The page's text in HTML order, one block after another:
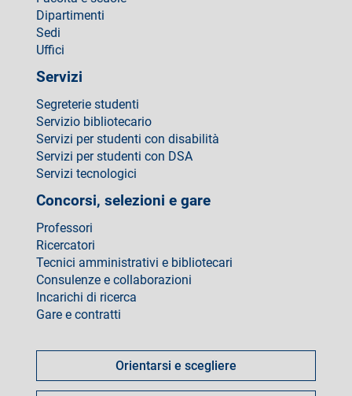
Dipartimenti
Sedi
Uffici
Servizi
Segreterie studenti
Servizio bibliotecario
Servizi per studenti con disabilità
Servizi per studenti con DSA
Servizi tecnologici
Concorsi, selezioni e gare
Professori
Ricercatori
Tecnici amministrativi e bibliotecari
Consulenze e collaborazioni
Incarichi di ricerca
Gare e contratti
fare
Orientarsi e scegliere